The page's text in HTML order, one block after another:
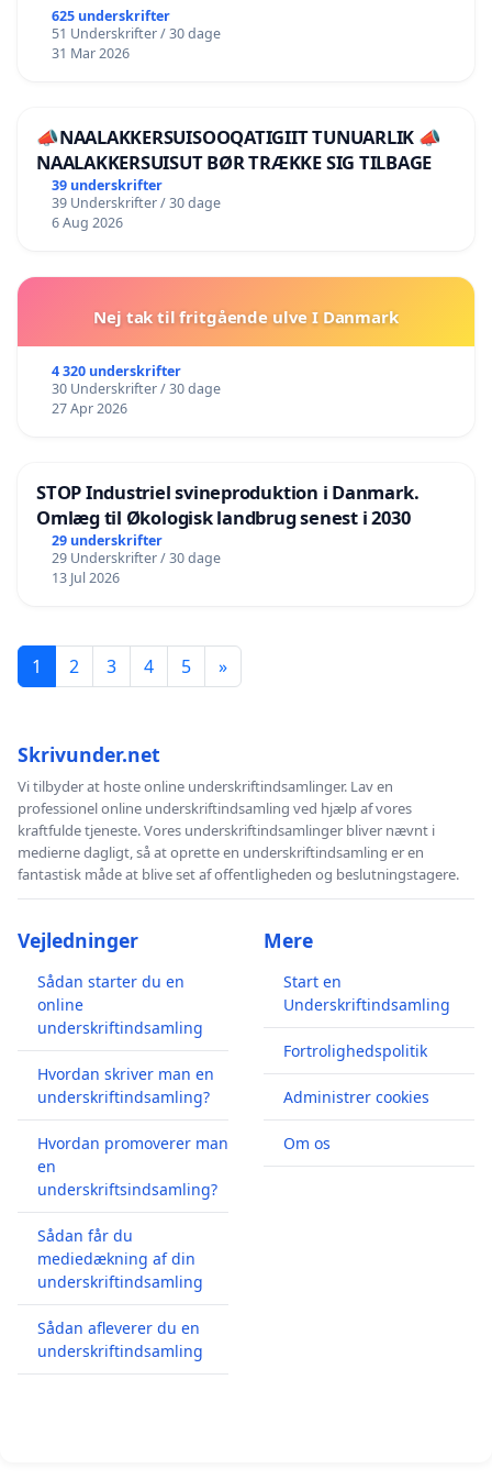
625 underskrifter
51 Underskrifter / 30 dage
31 Mar 2026
📣NAALAKKERSUISOOQATIGIIT TUNUARLIK 📣
NAALAKKERSUISUT BØR TRÆKKE SIG TILBAGE
39 underskrifter
39 Underskrifter / 30 dage
6 Aug 2026
Nej tak til fritgående ulve I Danmark
4 320 underskrifter
30 Underskrifter / 30 dage
27 Apr 2026
STOP Industriel svineproduktion i Danmark.
Omlæg til Økologisk landbrug senest i 2030
29 underskrifter
29 Underskrifter / 30 dage
13 Jul 2026
1 2 3 4 5 »
Skrivunder.net
Vi tilbyder at hoste online underskriftindsamlinger. Lav en
professionel online underskriftindsamling ved hjælp af vores
kraftfulde tjeneste. Vores underskriftindsamlinger bliver nævnt i
medierne dagligt, så at oprette en underskriftindsamling er en
fantastisk måde at blive set af offentligheden og beslutningstagere.
Vejledninger
Sådan starter du en
online
underskriftindsamling
Hvordan skriver man en
underskriftindsamling?
Hvordan promoverer man
en
underskriftsindsamling?
Sådan får du
mediedækning af din
underskriftindsamling
Sådan afleverer du en
underskriftindsamling
Mere
Start en
Underskriftindsamling
Fortrolighedspolitik
Administrer cookies
Om os